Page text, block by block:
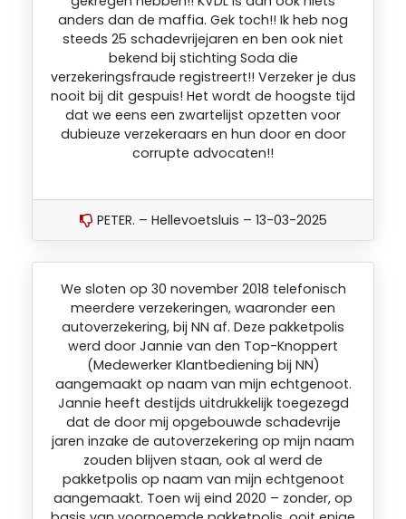
anders dan de maffia. Gek toch!! Ik heb nog
steeds 25 schadevrijejaren en ben ook niet
bekend bij stichting Soda die
verzekeringsfraude registreert!! Verzeker je dus
nooit bij dit gespuis! Het wordt de hoogste tijd
dat we eens een zwartelijst opzetten voor
dubieuze verzekeraars en hun door en door
corrupte advocaten!!
PETER. – Hellevoetsluis – 13-03-2025
We sloten op 30 november 2018 telefonisch
meerdere verzekeringen, waaronder een
autoverzekering, bij NN af. Deze pakketpolis
werd door Jannie van den Top-Knoppert
(Medewerker Klantbediening bij NN)
aangemaakt op naam van mijn echtgenoot.
Jannie heeft destijds uitdrukkelijk toegezegd
dat de door mij opgebouwde schadevrije
jaren inzake de autoverzekering op mijn naam
zouden blijven staan, ook al werd de
pakketpolis op naam van mijn echtgenoot
aangemaakt. Toen wij eind 2020 – zonder, op